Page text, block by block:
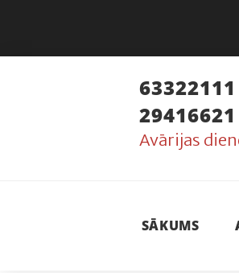
content
63322111
29416621
Avārijas
SĀKUMS